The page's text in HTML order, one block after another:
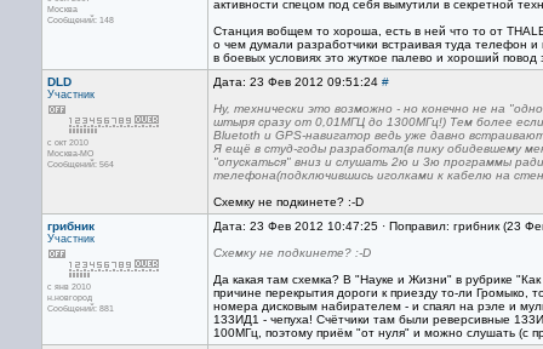
Москва
Сообщений: 148
активности спецом под себя вымутили в секретной
Станция вобщем то хороша, есть в ней что то от
о чем думали разработчики встраивая туда телефон
в боевых условиях это жуткое палево и хороший повод
DLD
Участник
с окт 2010
Москва-МО
Сообщений: 564
Дата: 23 Фев 2012 09:51:24 #
Ну, технически это возможно - но конечно не на
штыря сразу от 0,01МГЦ до 1300МГц!) Тем более
Bluetoth и GPS-навигатор ведь уже давно
Я ещё в студ-годы разработал(в пику обидевшему
"опускаться" вниз и слушать 2ю и 3ю программы
телефона(подключившись иголками к кабелю на
Схемку не подкинете? :-D
грибник
Участник
с янв 2010
н.новгород
Сообщений: 881
Дата: 23 Фев 2012 10:47:25 · Поправил: грибник (23
Схемку не подкинете? :-D
Да какая там схемка? В "Науке и Жизни" в рубрике
причине перекрытия дороги к приезду то-ли
номера дисковым набирателем - и спаял на рэле и
133ИД1 - чепуха! Счётчики там были реверсивные
100МГц, поэтому приём "от нуля" и можно слушать (с